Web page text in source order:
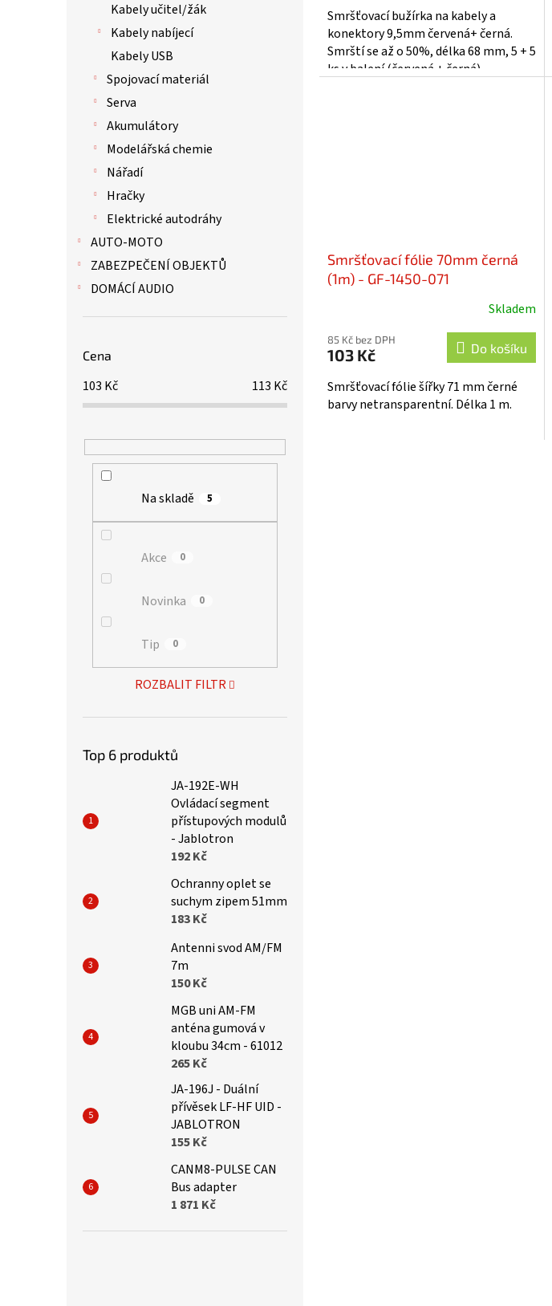
Kabely učitel/žák
Kabely nabíjecí
Kabely USB
Spojovací materiál
Serva
Akumulátory
Modelářská chemie
Nářadí
Hračky
Elektrické autodráhy
AUTO-MOTO
ZABEZPEČENÍ OBJEKTŮ
DOMÁCÍ AUDIO
Cena
103 Kč 113 Kč
Na skladě 5
Akce 0
Novinka 0
Tip 0
ROZBALIT FILTR
Top 6 produktů
JA-192E-WH
Ovládací segment
přístupových modulů
- Jablotron
192 Kč
Ochranny oplet se
suchym zipem 51mm
183 Kč
Antenni svod AM/FM
7m
150 Kč
MGB uni AM-FM
anténa gumová v
kloubu 34cm - 61012
265 Kč
JA-196J - Duální
přívěsek LF-HF UID -
JABLOTRON
155 Kč
CANM8-PULSE CAN
Bus adapter
1 871 Kč
Smršťovací bužírka na kabely a
konektory 9,5mm červená+ černá.
Smrští se až o 50%, délka 68 mm, 5 + 5
ks v balení (červená + černá).
Smršťovací fólie 70mm černá
(1m) - GF-1450-071
Skladem
85 Kč bez DPH
103 Kč Do košíku
Smršťovací fólie šířky 71 mm černé
barvy netransparentní. Délka 1 m.